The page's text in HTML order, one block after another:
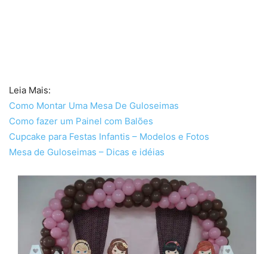
Leia Mais:
Como Montar Uma Mesa De Guloseimas
Como fazer um Painel com Balões
Cupcake para Festas Infantis – Modelos e Fotos
Mesa de Guloseimas – Dicas e idéias